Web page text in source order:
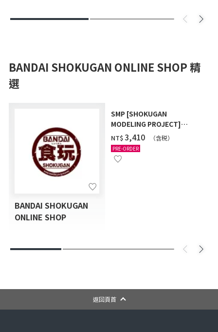
BANDAI SHOKUGAN ONLINE SHOP 精
選
BANDAI SHOKUGAN
ONLINE SHOP
SMP [SHOKUGAN
MODELING PROJECT]
POWER ANIMAL SERIES
EXTRA FULL SET W/O
GUM (WITH BONUS GIFT)
NT$‌3,410 （含税）
PRE-ORDER
返回頁首